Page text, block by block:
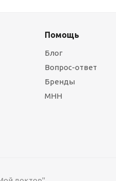
Помощь
Блог
Вопрос-ответ
Бренды
МНН